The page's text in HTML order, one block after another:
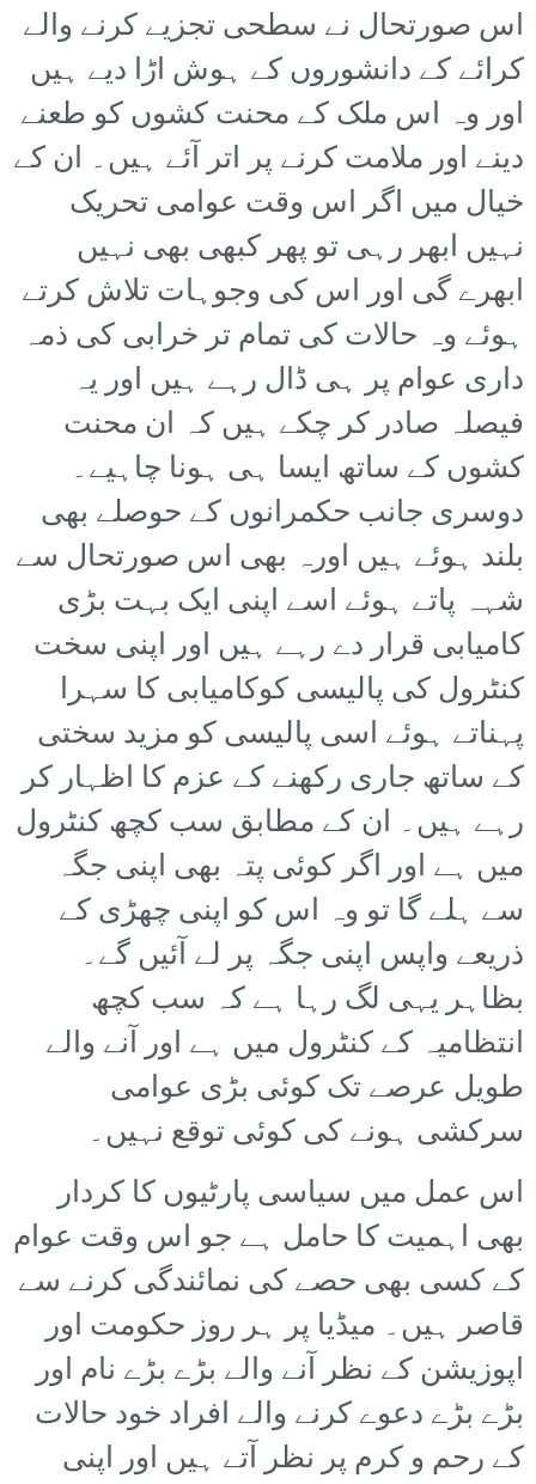
اس صورتحال نے سطحی تجزیے کرنے والے
کرائے کے دانشوروں کے ہوش اڑا دیے ہیں
اور وہ اس ملک کے محنت کشوں کو طعنے
دینے اور ملامت کرنے پر اتر آئے ہیں۔ ان کے
خیال میں اگر اس وقت عوامی تحریک
نہیں ابھر رہی تو پھر کبھی بھی نہیں
ابھرے گی اور اس کی وجوہات تلاش کرتے
ہوئے وہ حالات کی تمام تر خرابی کی ذمہ
داری عوام پر ہی ڈال رہے ہیں اور یہ
فیصلہ صادر کر چکے ہیں کہ ان محنت
کشوں کے ساتھ ایسا ہی ہونا چاہیے۔
دوسری جانب حکمرانوں کے حوصلے بھی
بلند ہوئے ہیں اورہ بھی اس صورتحال سے
شہہ پاتے ہوئے اسے اپنی ایک بہت بڑی
کامیابی قرار دے رہے ہیں اور اپنی سخت
کنٹرول کی پالیسی کوکامیابی کا سہرا
پہناتے ہوئے اسی پالیسی کو مزید سختی
کے ساتھ جاری رکھنے کے عزم کا اظہار کر
رہے ہیں۔ ان کے مطابق سب کچھ کنٹرول
میں ہے اور اگر کوئی پتہ بھی اپنی جگہ
سے ہلے گا تو وہ اس کو اپنی چھڑی کے
ذریعے واپس اپنی جگہ پر لے آئیں گے۔
بظاہر یہی لگ رہا ہے کہ سب کچھ
انتظامیہ کے کنٹرول میں ہے اور آنے والے
طویل عرصے تک کوئی بڑی عوامی
سرکشی ہونے کی کوئی توقع نہیں۔
اس عمل میں سیاسی پارٹیوں کا کردار
بھی اہمیت کا حامل ہے جو اس وقت عوام
کے کسی بھی حصے کی نمائندگی کرنے سے
قاصر ہیں۔ میڈیا پر ہر روز حکومت اور
اپوزیشن کے نظر آنے والے بڑے بڑے نام اور
بڑے بڑے دعوے کرنے والے افراد خود حالات
کے رحم و کرم پر نظر آتے ہیں اور اپنی